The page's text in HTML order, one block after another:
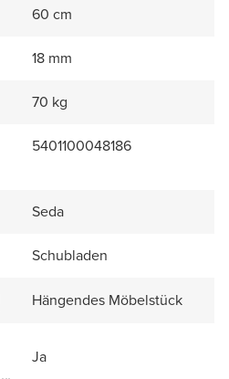
60 cm
18 mm
70 kg
5401100048186
Seda
Schubladen
Hängendes Möbelstück
Ja